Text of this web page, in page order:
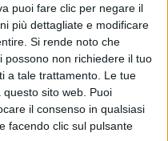
puoi fare clic per negare il
più dettagliate e modificare
Si rende noto che
possono non richiedere il tuo
a tale trattamento. Le tue
sito web. Puoi
il consenso in qualsiasi
facendo clic sul pulsante
e... svela un
retroscena che
2023". Ha poi colto
affezionati fan e la
l'ultimo live in